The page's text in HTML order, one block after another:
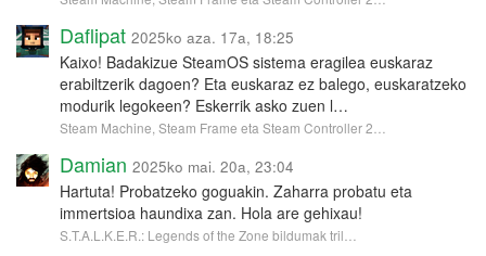
Daflipat 2025ko aza. 17a, 18:25
Kaixo! Badakizue SteamOS sistema eragilea euskaraz
erabiltzerik dagoen? Eta euskaraz ez balego, euskaratzeko
modurik legokeen? Eskerrik asko zuen l…
Steam Machine, Steam Frame eta Steam Controller 2…
Damian 2025ko mai. 20a, 23:04
Hartuta! Probatzeko goguakin. Zaharra probatu eta
immertsioa haundixa zan. Hola are gehixau!
S.T.A.L.K.E.R.: Legends of the Zone bildumak tril…